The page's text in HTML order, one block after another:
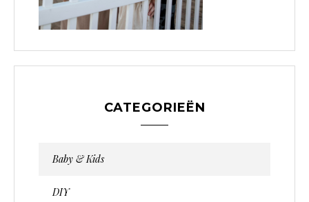
CATEGORIEËN
Baby & Kids
DIY